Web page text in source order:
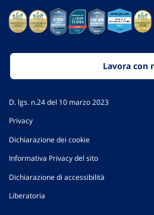
Lavora con
D. lgs. n.24 del 10 marzo 2023
Privacy
Dichiarazione dei cookie
Informativa Privacy del sito
Dichiarazione di accessibilità
Liberatoria